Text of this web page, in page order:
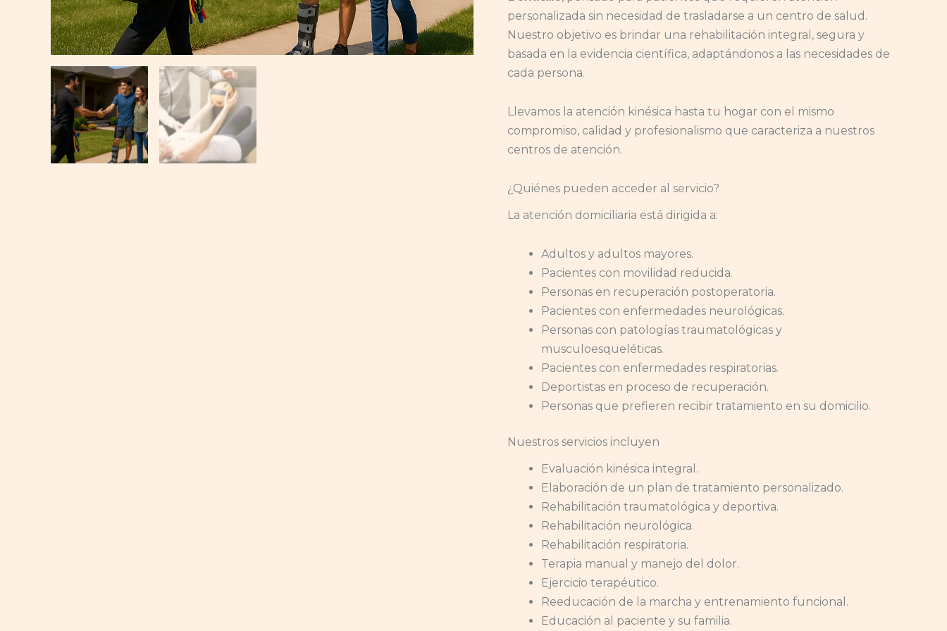
personalizada sin necesidad de trasladarse a un centro de salud.
Nuestro objetivo es brindar una rehabilitación integral, segura y
basada en la evidencia científica, adaptándonos a las necesidades de
cada persona.
Llevamos la atención kinésica hasta tu hogar con el mismo
compromiso, calidad y profesionalismo que caracteriza a nuestros
centros de atención.
¿Quiénes pueden acceder al servicio?
La atención domiciliaria está dirigida a:
Adultos y adultos mayores.
Pacientes con movilidad reducida.
Personas en recuperación postoperatoria.
Pacientes con enfermedades neurológicas.
Personas con patologías traumatológicas y
musculoesqueléticas.
Pacientes con enfermedades respiratorias.
Deportistas en proceso de recuperación.
Personas que prefieren recibir tratamiento en su domicilio.
Nuestros servicios incluyen
Evaluación kinésica integral.
Elaboración de un plan de tratamiento personalizado.
Rehabilitación traumatológica y deportiva.
Rehabilitación neurológica.
Rehabilitación respiratoria.
Terapia manual y manejo del dolor.
Ejercicio terapéutico.
Reeducación de la marcha y entrenamiento funcional.
Educación al paciente y su familia.